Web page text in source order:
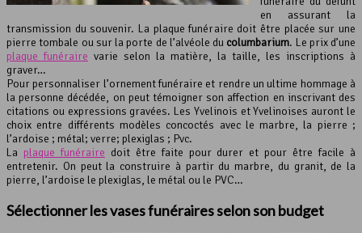
en assurant la
transmission du souvenir. La plaque funéraire doit être placée sur une
pierre tombale ou sur la porte de l’alvéole du columbarium. Le prix d’une
plaque funéraire varie selon la matière, la taille, les inscriptions à
graver…
Pour personnaliser l’ornement funéraire et rendre un ultime hommage à
la personne décédée, on peut témoigner son affection en inscrivant des
citations ou expressions gravées. Les Yvelinois et Yvelinoises auront le
choix entre différents modèles concoctés avec le marbre, la pierre ;
l’ardoise ; métal; verre; plexiglas ; Pvc.
La plaque funéraire doit être faite pour durer et pour être facile à
entretenir. On peut la construire à partir du marbre, du granit, de la
pierre, l’ardoise le plexiglas, le métal ou le PVC…
Sélectionner les vases funéraires selon son budget